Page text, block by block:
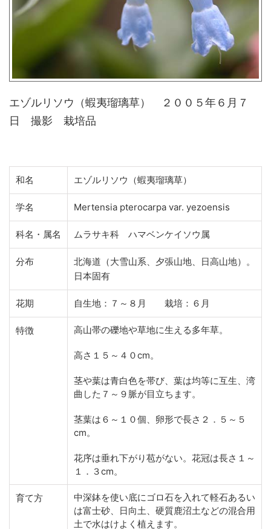
エゾルリソウ（蝦夷瑠璃草） ２００５年６月７
日 撮影 栽培品
和名 エゾルリソウ（蝦夷瑠璃草）
学名 Mertensia pterocarpa var. yezoensis
科名・属名 ムラサキ科 ハマベンケイソウ属
分布
北海道（大雪山系、夕張山地、日高山地）。
日本固有
花期 自生地：７～８月 栽培：６月
特徴 高山帯の礫地や草地に生える多年草。
高さ１５～４０cm。
茎や葉は青白色を帯び、葉は均等に互生、湾
曲した７～９脈が目立ちます。
茎葉は６～１０個、卵形で長さ２．５～５
cm。
花序は垂れ下がり苞がない。花冠は長さ１～
１．３cm。
育て方
中深鉢を使い底にゴロ石を入れて軽石あるい
は富士砂、日向土、硬質鹿沼土などの混合用
土で水はけよく植えます。